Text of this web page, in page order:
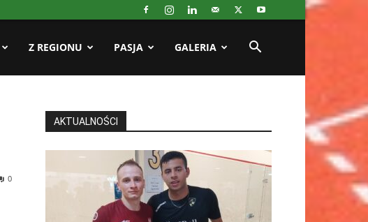
Z REGIONU PASJA GALERIA
0
AKTUALNOŚCI